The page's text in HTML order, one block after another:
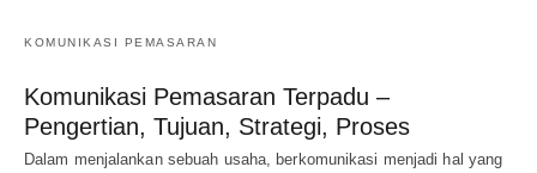
KOMUNIKASI PEMASARAN
Komunikasi Pemasaran Terpadu –
Pengertian, Tujuan, Strategi, Proses
Dalam menjalankan sebuah usaha, berkomunikasi menjadi hal yang